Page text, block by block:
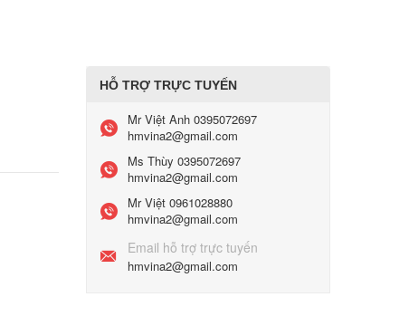
HỖ TRỢ TRỰC TUYẾN
Mr Việt Anh 0395072697
hmvina2@gmail.com
Ms Thùy 0395072697
hmvina2@gmail.com
Mr Việt 0961028880
hmvina2@gmail.com
Email hỗ trợ trực tuyến
hmvina2@gmail.com